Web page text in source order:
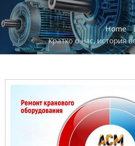
Home
Кратко о нас, история